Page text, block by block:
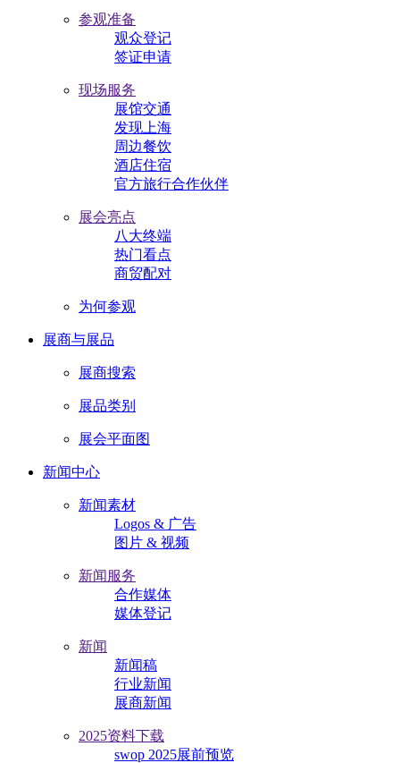
参观准备
观众登记
签证申请
现场服务
展馆交通
发现上海
周边餐饮
酒店住宿
官方旅行合作伙伴
展会亮点
八大终端
热门看点
商贸配对
为何参观
展商与展品
展商搜索
展品类别
展会平面图
新闻中心
新闻素材
Logos & 广告
图片 & 视频
新闻服务
合作媒体
媒体登记
新闻
新闻稿
行业新闻
展商新闻
2025资料下载
swop 2025展前预览